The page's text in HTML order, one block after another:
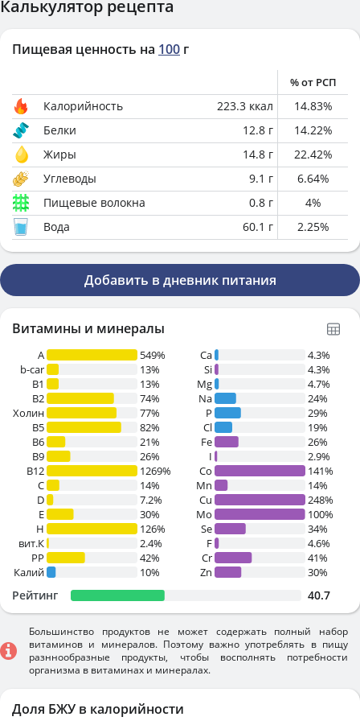
Калькулятор рецепта
Пищевая ценность на 100 г
% от РСП
Калорийность 223.3 ккал 14.83%
Белки
12.8 г 14.22%
Жиры
14.8 г 22.42%
Углеводы
9.1 г 6.64%
Пищевые волокна
0.8 г 4%
Вода
60.1 г 2.25%
Добавить в дневник питания
Витамины и минералы
A
549%
b-car
13%
В1
13%
B2
74%
Холин
77%
B5
82%
B6
21%
B9
26%
B12
1269%
C
14%
D
7.2%
E
30%
H
126%
вит.К
2.4%
PP
42%
Калий
10%
Ca
4.3%
Si
4.3%
Mg
4.7%
Na
24%
P
29%
Cl
19%
Fe
26%
I
2.9%
Co
141%
Mn
14%
Cu
248%
Mo
100%
Se
34%
F
4.6%
Cr
41%
Zn
30%
Рейтинг 40.7
Большинство продуктов не может содержать полный набор
витаминов и минералов. Поэтому важно употреблять в пищу
разннообразные продукты, чтобы восполнять потребности
организма в витаминах и минералах.
Доля БЖУ в калорийности